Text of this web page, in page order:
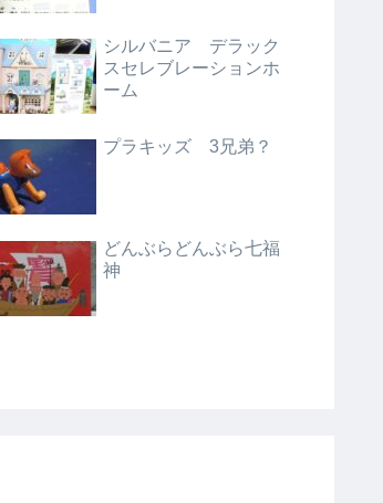
シルバニア デラック
スセレブレーションホ
ーム
プラキッズ 3兄弟？
どんぶらどんぶら七福
神